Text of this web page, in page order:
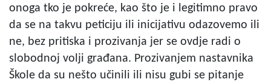
onoga tko je pokreće, kao što je i legitimno pravo
da se na takvu peticiju ili inicijativu odazovemo ili
ne, bez pritiska i prozivanja jer se ovdje radi o
slobodnoj volji građana. Prozivanjem nastavnika
Škole da su nešto učinili ili nisu gubi se pitanje